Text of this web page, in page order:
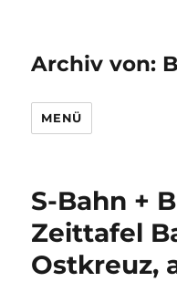
Archiv von:
MENÜ
S-Bahn +
Zeittafel
Ostkreuz,